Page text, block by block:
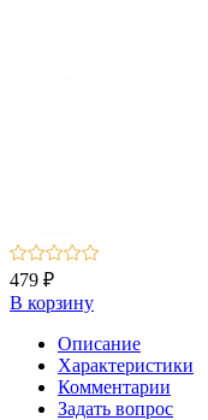
479 ₽
В корзину
Описание
Характеристики
Комментарии
Задать вопрос